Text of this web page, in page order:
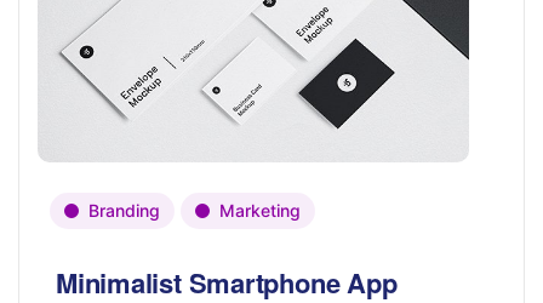
Branding Marketing
Minimalist Smartphone App